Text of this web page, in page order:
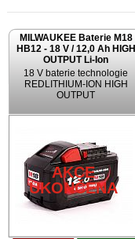
MILWAUKEE Baterie M18
HB12 - 18 V / 12,0 Ah HIGH
OUTPUT Li-Ion
18 V baterie technologie
REDLITHIUM-ION HIGH
OUTPUT
AKCE
UKONČENA